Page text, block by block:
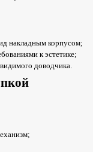
накладным корпусом;
к эстетике;
доводчика.